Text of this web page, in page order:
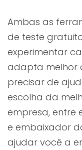
Ambas as
de teste
experimentar
adapta melhor
precisar de
escolha da
empresa, entre
e embaixador
ajudar você a